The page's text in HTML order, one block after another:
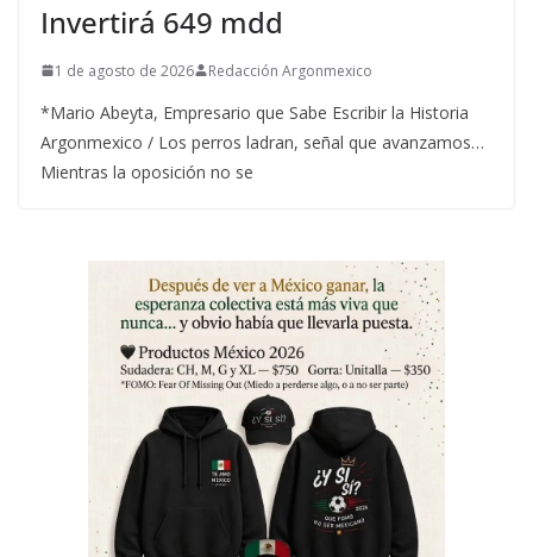
Invertirá 649 mdd
1 de agosto de 2026 Redacción Argonmexico
*Mario Abeyta, Empresario que Sabe Escribir la Historia
Argonmexico / Los perros ladran, señal que avanzamos…
Mientras la oposición no se